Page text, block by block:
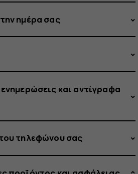
ημέρα σας
και αντίγραφα
τηλεφώνου σας